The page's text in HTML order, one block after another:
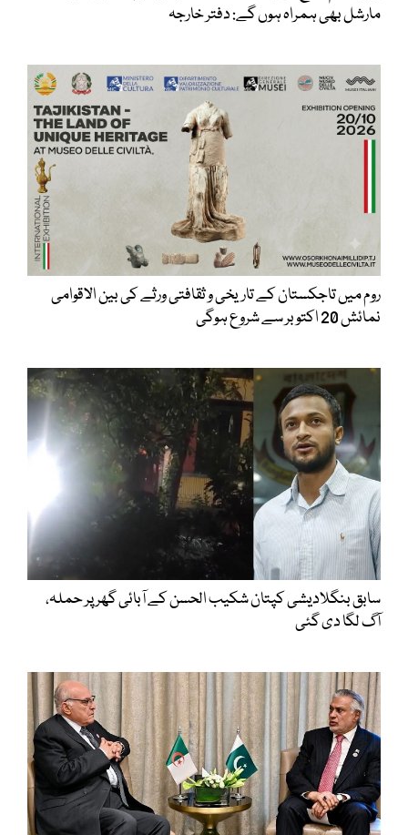
مارشل بھی ہمراہ ہوں گے: دفتر خارجہ
روم میں تاجکستان کے تاریخی و ثقافتی ورثے کی بین الاقوامی
نمائش 20 اکتوبر سے شروع ہوگی
سابق بنگلادیشی کپتان شکیب الحسن کے آبائی گھر پر حملہ،
آگ لگا دی گئی